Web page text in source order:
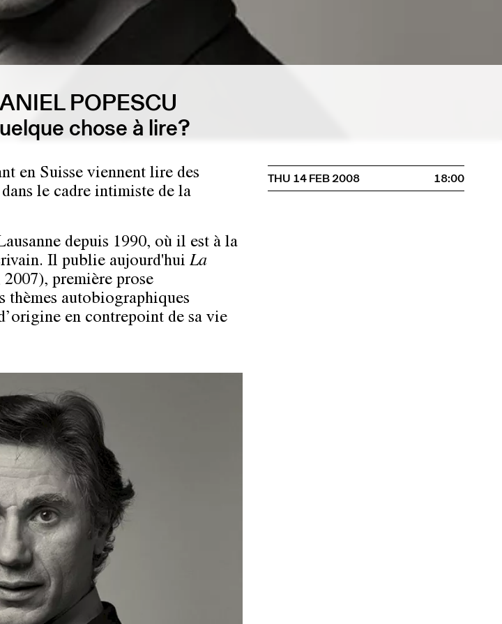
POPESCU
chose à lire?
en Suisse viennent lire des
le cadre intimiste de la
depuis 1990, où il est à la
Il publie aujourd'hui La
première prose
thèmes autobiographiques
en contrepoint de sa vie
THU 14 FEB 2008 18:00